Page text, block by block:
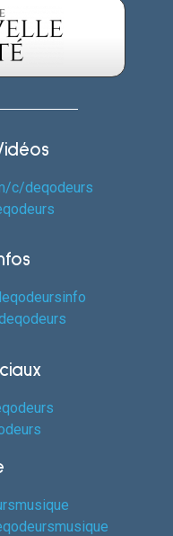
c/deqodeurs